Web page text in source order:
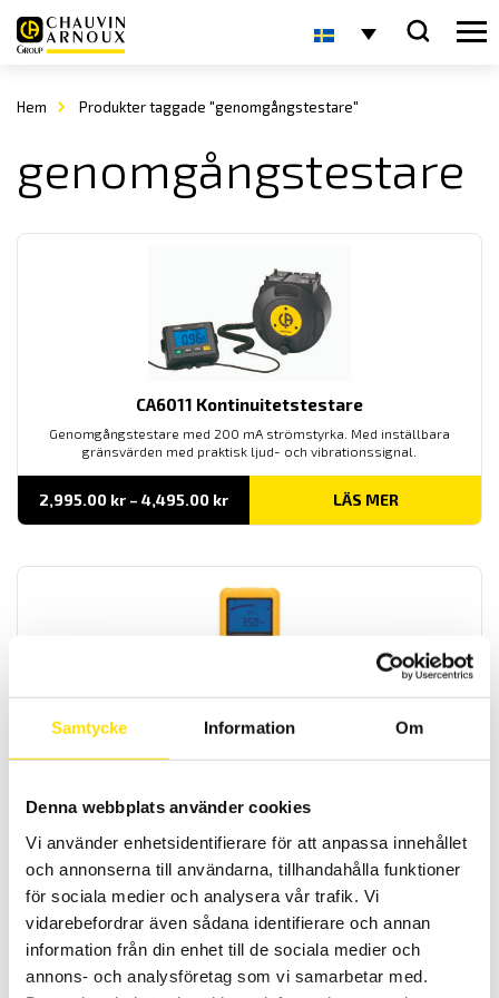
Samtycke Information Om
Denna webbplats använder cookies
Vi använder enhetsidentifierare för att anpassa innehållet
och annonserna till användarna, tillhandahålla funktioner
för sociala medier och analysera vår trafik. Vi
vidarebefordrar även sådana identifierare och annan
information från din enhet till de sociala medier och
annons- och analysföretag som vi samarbetar med.
Hem Produkter taggade "genomgångstestare"
genomgångstestare
CA6011 Kontinuitetstestare
Genomgångstestare med 200 mA strömstyrka. Med inställbara
gränsvärden med praktisk ljud- och vibrationssignal.
2,995.00 kr – 4,495.00 krPrisintervall:
till
LÄS MER
CA6532, CA6534 & CA6536, 10…500 V
Isolationsprovare med analog och digital display för enkel
som känslig elektronik. Alla har säkerhetskategori enligt IV 600 V.
Förbindelsetest med 20 eller 200 mA ström för att kontrollera
skyddsledarens kontinuitet.
9,795.00 10,495.00
Prisintervall:
9,795.00 kr
till
10,495.00 kr
LÄS MER